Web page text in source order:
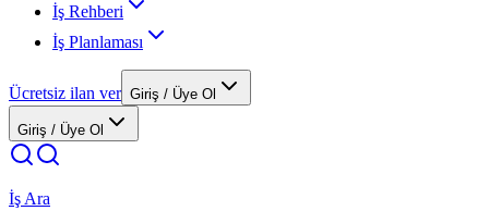
İş Rehberi
İş Planlaması
Ücretsiz ilan ver Giriş / Üye Ol
Giriş / Üye Ol
İş Ara